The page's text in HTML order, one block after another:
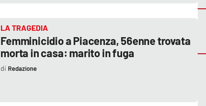
LA TRAGEDIA
Femminicidio a Piacenza, 56enne trovata
morta in casa: marito in fuga
Redazione